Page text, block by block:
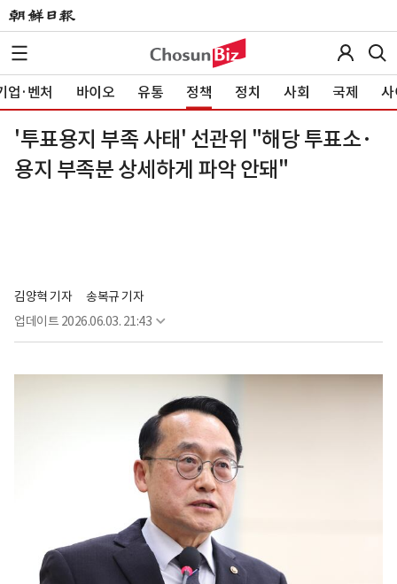
업·벤처 바이오 유통 정책 정치 사회 국제 사
'투표용지 부족 사태' 선관위 "해당 투표소·
용지 부족분 상세하게 파악 안돼"
김양혁 기자
송복규 기자
업데이트 2026.06.03. 21:43